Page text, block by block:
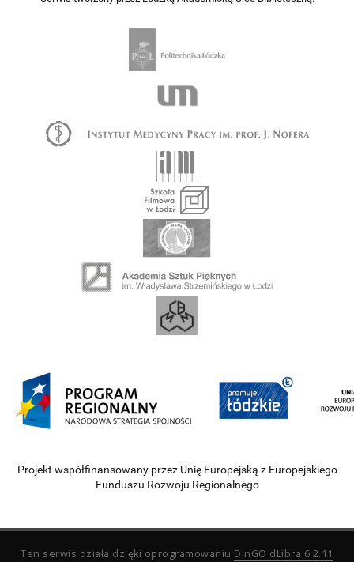
Projekt współfinansowany przez Unię Europejską z Europejskiego
Funduszu Rozwoju Regionalnego
Ten serwis działa dzięki oprogramowaniu DInGO dLibra 6.2.11